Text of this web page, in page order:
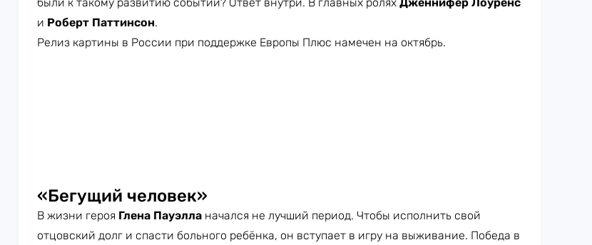
и Роберт Паттинсон.
Релиз картины в России при поддержке Европы Плюс намечен на октябрь.
«Бегущий человек»
В жизни героя Глена Пауэлла начался не лучший период. Чтобы исполнить свой
отцовский долг и спасти больного ребёнка, он вступает в игру на выживание. Победа в